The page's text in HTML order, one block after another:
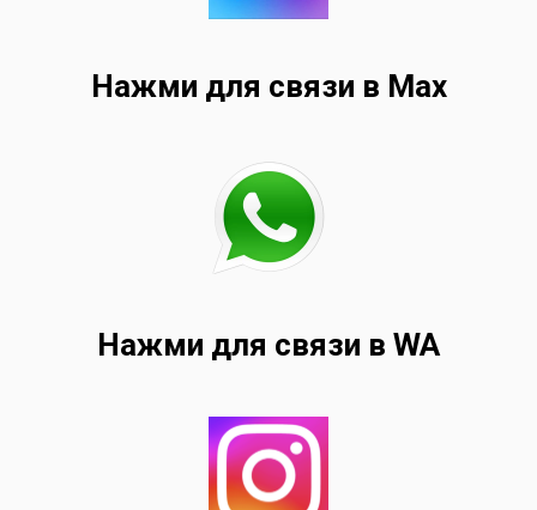
Нажми для связи в Max
Нажми для связи в WA